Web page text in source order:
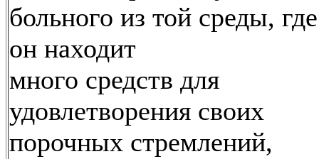
больного из той среды, где
он находит
много средств для
удовлетворения своих
порочных стремлений,